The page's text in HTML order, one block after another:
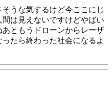
うな気するけど今ここにじ
は見えないですけどやばい
ともうドローンからレーザ
たら終わった社会になるよ